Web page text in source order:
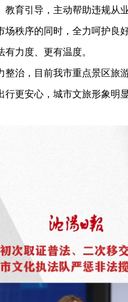
教育引导，主动帮助违规从
场秩序的同时，全力呵护良
有力度、更有温度。
治，目前我市重点景区旅
行更安心，城市文旅形象明显